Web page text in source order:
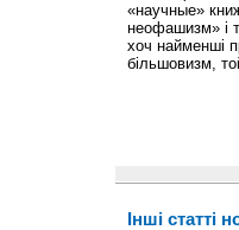
«научные»
неофашизм» і
хоч найменші
більшовизм,
Інші статті